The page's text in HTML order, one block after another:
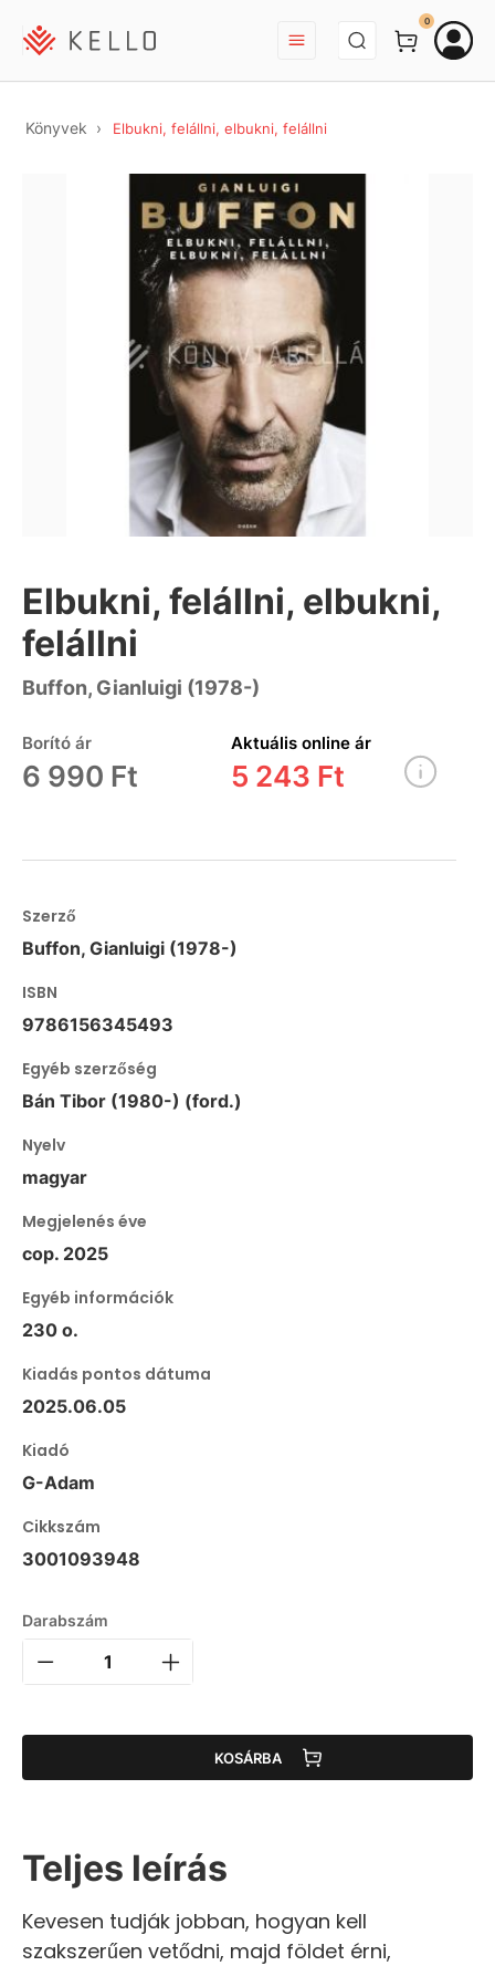
BEJELENTKEZÉS
0
Könyvek Elbukni, felállni, elbukni, felállni
Elbukni, felállni, elbukni,
felállni
Buffon, Gianluigi (1978-)
Borító ár
6 990 Ft
Aktuális online ár
5 243 Ft
Szerző
Buffon, Gianluigi (1978-)
ISBN
9786156345493
Egyéb szerzőség
Bán Tibor (1980-) (ford.)
Nyelv
magyar
Megjelenés éve
cop. 2025
Egyéb információk
230 o.
Kiadás pontos dátuma
2025.06.05
Kiadó
G-Adam
Cikkszám
3001093948
Darabszám
KOSÁRBA
Teljes leírás
Kevesen tudják jobban, hogyan kell
szakszerűen vetődni, majd földet érni,